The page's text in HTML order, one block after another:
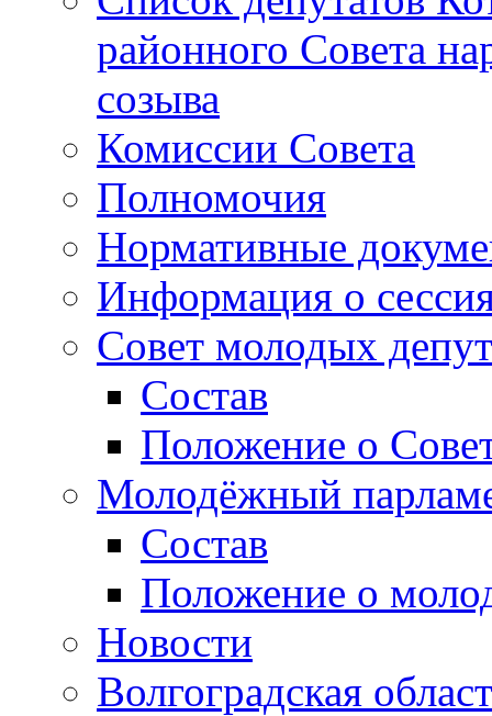
районного Совета
созыва
Комиссии Совета
Полномочия
Нормативные
Информация о
Совет молодых
Состав
Положение о
Молодёжный
Состав
Положение о
Новости
Волгоградская